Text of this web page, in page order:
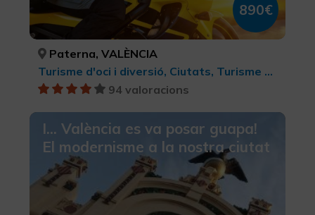
890€
Paterna, VALÈNCIA
Turisme d'oci i diversió, Ciutats, Turisme actiu-aventura, Turisme rural i natural, BTT, cicloturisme i ciclisme, Art Rupestre, LGBTQ+, Turisme gastronòmic, Parcs Naturals, Turisme cultural, Turisme esportiu, Enoturisme
94 valoracions
I... València es va posar guapa!
El modernisme a la nostra ciutat